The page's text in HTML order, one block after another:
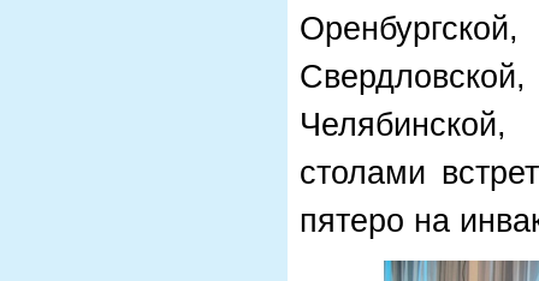
столами
пятеро на